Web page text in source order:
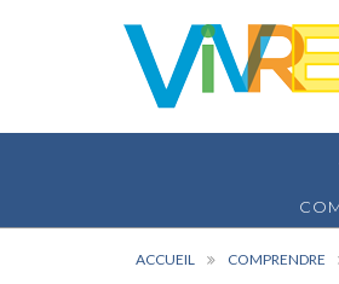
ACCUEIL COMPRENDRE